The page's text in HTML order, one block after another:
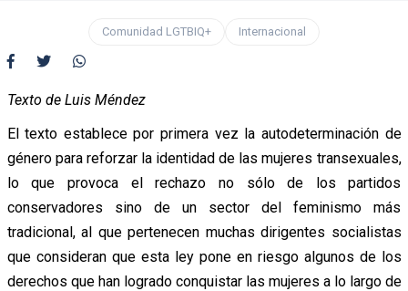
Comunidad LGTBIQ+ Internacional
Texto de Luis Méndez
El texto establece por primera vez la autodeterminación de
género para reforzar la identidad de las mujeres transexuales,
lo que provoca el rechazo no sólo de los partidos
conservadores sino de un sector del feminismo más
tradicional, al que pertenecen muchas dirigentes socialistas
que consideran que esta ley pone en riesgo algunos de los
derechos que han logrado conquistar las mujeres a lo largo de